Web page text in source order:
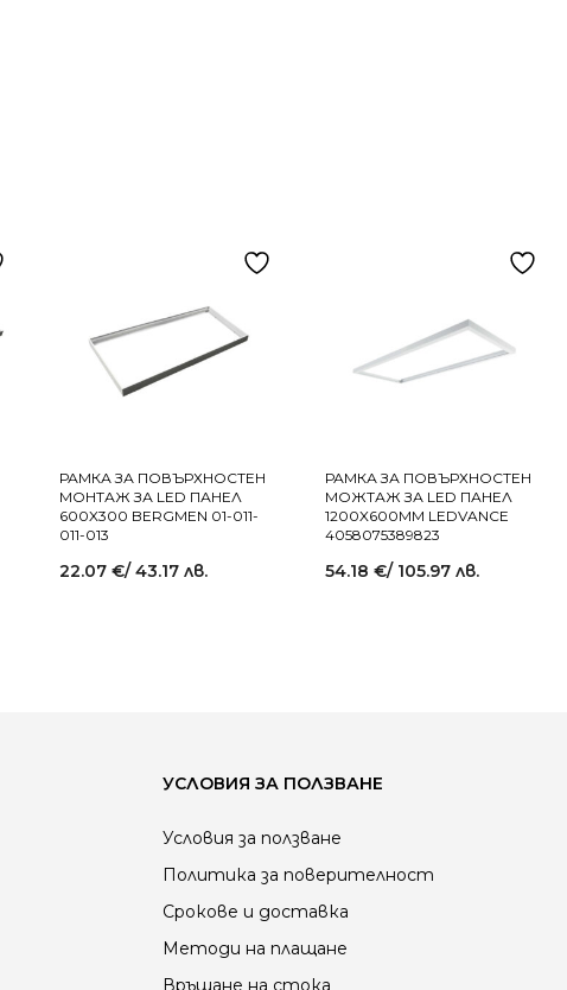
РАМКА ЗА ПОВЪРХНОСТЕН
МОНТАЖ ЗА LED ПАНЕЛ
600X300 BERGMEN 01-011-
011-013
22.07 €/ 43.17 лв.
РАМКА ЗА ПОВЪРХНОСТЕН
МОЖТАЖ ЗА LED ПАНЕЛ
1200X600MM LEDVANCE
4058075389823
54.18 €/ 105.97 лв.
УСЛОВИЯ ЗА ПОЛЗВАНЕ
Условия за ползване
Политика за поверителност
Срокове и доставка
Методи на плащане
Връщане на стока